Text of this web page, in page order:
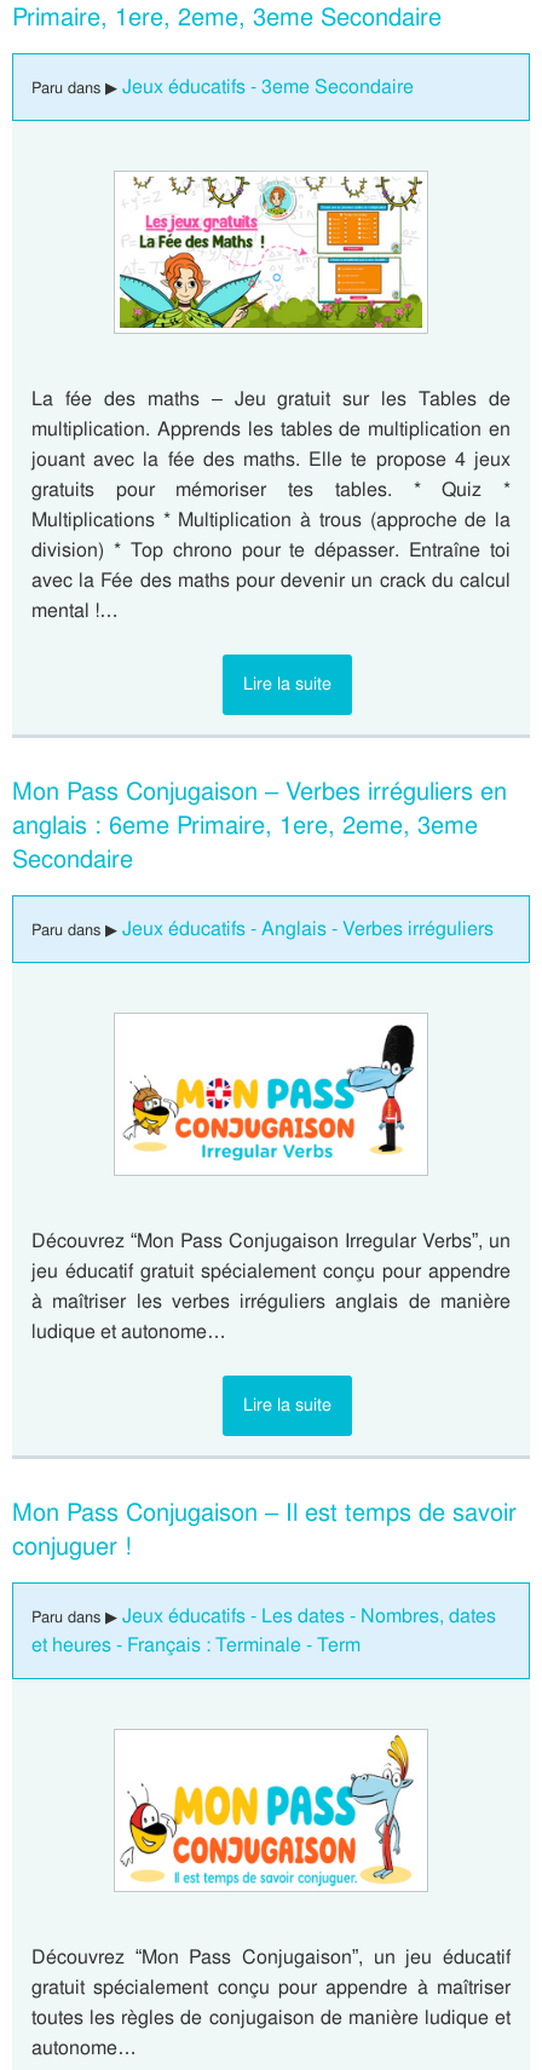
Primaire, 1ere, 2eme, 3eme Secondaire
Paru dans ▶ Jeux éducatifs - 3eme Secondaire
La fée des maths – Jeu gratuit sur les Tables de
multiplication. Apprends les tables de multiplication en
jouant avec la fée des maths. Elle te propose 4 jeux
gratuits pour mémoriser tes tables. * Quiz *
Multiplications * Multiplication à trous (approche de la
division) * Top chrono pour te dépasser. Entraîne toi
avec la Fée des maths pour devenir un crack du calcul
mental !…
Lire la suite
Mon Pass Conjugaison – Verbes irréguliers en
anglais : 6eme Primaire, 1ere, 2eme, 3eme
Secondaire
Paru dans ▶ Jeux éducatifs - Anglais - Verbes irréguliers
Découvrez “Mon Pass Conjugaison Irregular Verbs”, un
jeu éducatif gratuit spécialement conçu pour appendre
à maîtriser les verbes irréguliers anglais de manière
ludique et autonome…
Lire la suite
Mon Pass Conjugaison – Il est temps de savoir
conjuguer !
Paru dans ▶ Jeux éducatifs - Les dates - Nombres, dates
et heures - Français : Terminale - Term
Découvrez “Mon Pass Conjugaison”, un jeu éducatif
gratuit spécialement conçu pour appendre à maîtriser
toutes les règles de conjugaison de manière ludique et
autonome…